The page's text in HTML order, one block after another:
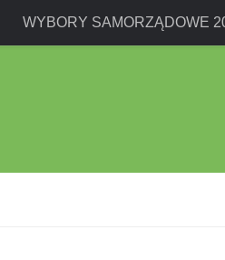
WYBORY SAMORZĄDOWE